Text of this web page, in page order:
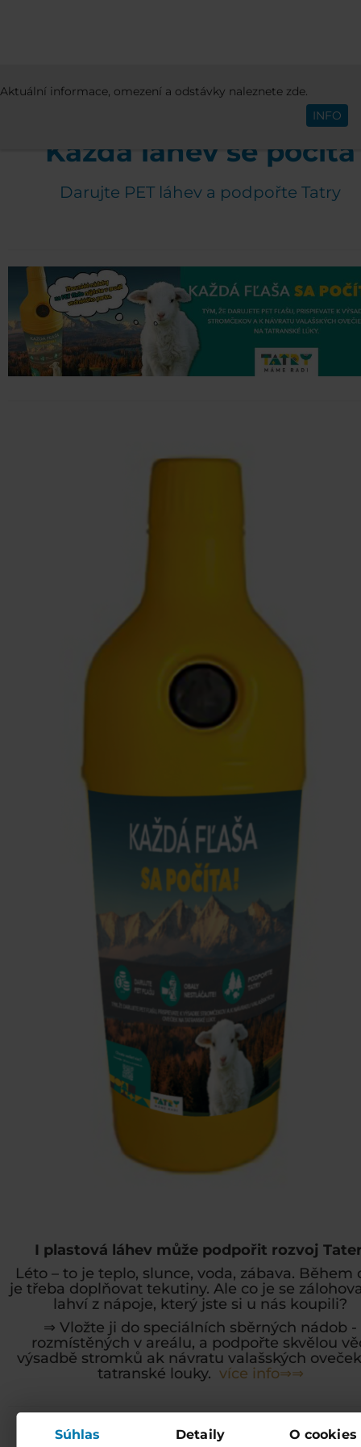
Súhlas Detaily O cookies
Čeština
AKTIVITY A EVENTY AKTIVITY
SE POČÍTÁ
Každá láhev se počítá
Darujte PET láhev a podpořte Tatry
I plastová láhev může podpořit rozvoj
Léto – to je teplo, slunce, voda, zábava. Během
je třeba doplňovat tekutiny. Ale co je se
lahví z nápoje, který jste si u nás koupili?
⇒ Vložte ji do speciálních sběrných nádob -
rozmístěných v areálu, a podpořte skvělou
výsadbě stromků ak návratu valašských
tatranské louky. více info⇒⇒
Aktuální informace, omezení a odstávky naleznete zde.
INFO